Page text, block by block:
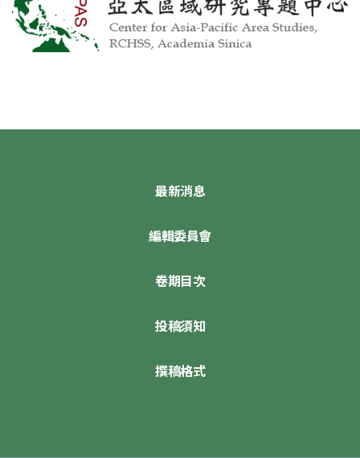
最新消息
編輯委員會
卷期目次
投稿須知
撰稿格式